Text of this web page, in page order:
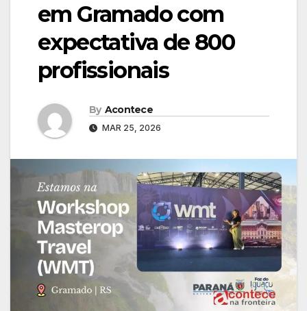
em Gramado com
expectativa de 800
profissionais
By Acontece
MAR 25, 2026